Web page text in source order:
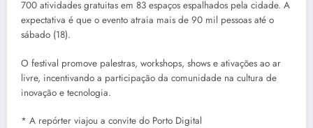
700 atividades gratuitas em 83 espaços espalhados pela cidade. A
expectativa é que o evento atraia mais de 90 mil pessoas até o
sábado (18).
O festival promove palestras, workshops, shows e ativações ao ar
livre, incentivando a participação da comunidade na cultura de
inovação e tecnologia.
* A repórter viajou a convite do Porto Digital